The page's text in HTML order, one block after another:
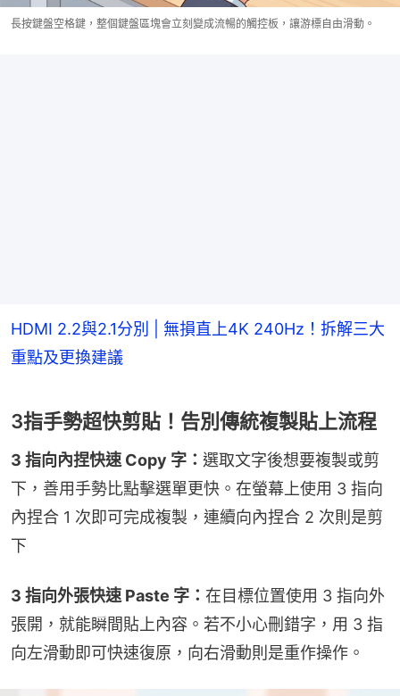
長按鍵盤空格鍵，整個鍵盤區塊會立刻變成流暢的觸控板，讓游標自由滑動。
HDMI 2.2與2.1分別 | 無損直上4K 240Hz！拆解三大
重點及更換建議
3指手勢超快剪貼！告別傳統複製貼上流程
3 指向內捏快速 Copy 字： 選取文字後想要複製或剪
下，善用手勢比點擊選單更快。在螢幕上使用 3 指向
內捏合 1 次即可完成複製，連續向內捏合 2 次則是剪
下
3 指向外張快速 Paste 字： 在目標位置使用 3 指向外
張開，就能瞬間貼上內容。若不小心刪錯字，用 3 指
向左滑動即可快速復原，向右滑動則是重作操作。